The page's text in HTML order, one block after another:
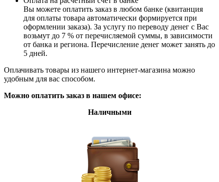
Вы можете оплатить заказ в любом банке (квитанция
для оплаты товара автоматически формируется при
оформлении заказа). За услугу по переводу денег с Вас
возьмут до 7 % от перечисляемой суммы, в зависимости
от банка и региона. Перечисление денег может занять до
5 дней.
Оплачивать товары из нашего интернет-магазина можно
удобным для вас способом.
Можно оплатить заказ в нашем офисе:
Наличными